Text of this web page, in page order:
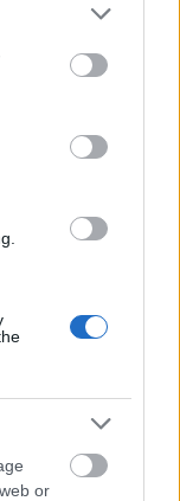
or more Google
may click to
party tags to
in below Google
or
Zrt.
Flórián téri
a KM Építőt,